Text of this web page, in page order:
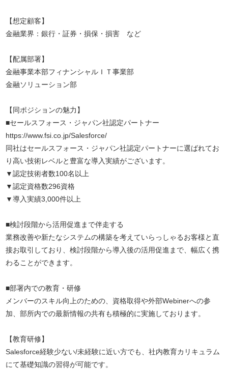
【想定顧客】
金融業界：銀行・証券・損保・損害 など
【配属部署】
金融事業本部フィナンシャルＩＴ事業部
金融ソリューション部
【同ポジションの魅力】
■セールスフォース・ジャパン社認定パートナー
https://www.fsi.co.jp/Salesforce/
同社はセールスフォース・ジャパン社認定パートナーに選ばれてお
り高い技術レベルと豊富な導入実績がございます。
▼認定技術者数100名以上
▼認定資格数296資格
▼導入実績3,000件以上
■検討段階から活用促進まで伴走する
業務改善や新たなシステムの構築を考えていらっしゃるお客様と直
接お取引しており、検討段階から導入後の活用促進まで、幅広く携
わることができます。
■部署内での教育・研修
メンバーのスキル向上のための、資格取得や外部Webinerへの参
加、部所内での最新情報の共有も積極的に実施しております。
【教育研修】
Salesforce経験少ない/未経験に近い方でも、社内教育カリキュラム
にて基礎知識の習得が可能です。